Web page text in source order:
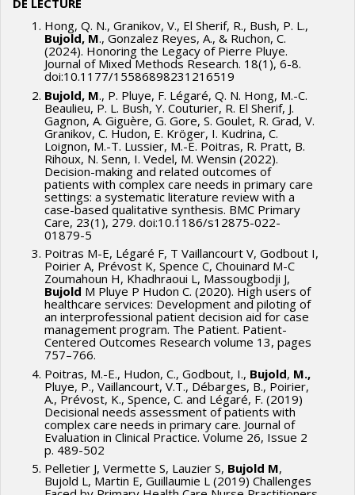
d’enfants), de Guise (INESSS), El Sherif (McGill U.), Granikov
(McGill U.), Jovaisas & Hutsul (CPhA), et al.
Financement: Subvention d’aide au démarrage à la
recherche, Université Laval.
Hong, Q. N., Granikov, V., El Sherif, R., Bush, P. L.,
Bujold, M., Gonzalez Reyes, A., & Ruchon, C.
(2024). Honoring the Legacy of Pierre Pluye.
Journal of Mixed Methods Research. 18(1), 6-8.
doi:10.1177/15586898231216519
Bujold, M., P. Pluye, F. Légaré, Q. N. Hong, M.-C.
Beaulieu, P. L. Bush, Y. Couturier, R. El Sherif, J.
Gagnon, A. Giguère, G. Gore, S. Goulet, R. Grad, V.
Granikov, C. Hudon, E. Kröger, I. Kudrina, C.
Loignon, M.-T. Lussier, M.-E. Poitras, R. Pratt, B.
Rihoux, N. Senn, I. Vedel, M. Wensin (2022).
Decision-making and related outcomes of
patients with complex care needs in primary care
settings: a systematic literature review with a
case-based qualitative synthesis. BMC Primary
Care, 23(1), 279. doi:10.1186/s12875-022-
01879-5
Poitras M-E, Légaré F, T Vaillancourt V, Godbout I,
Poirier A, Prévost K, Spence C, Chouinard M-C
Zoumahoun H, Khadhraoui L, Massougbodji J,
Bujold M Pluye P Hudon C. (2020). High users of
healthcare services: Development and piloting of
an interprofessional patient decision aid for case
management program. The Patient. Patient-
Centered Outcomes Research volume 13, pages
757–766.
Poitras, M.-E., Hudon, C., Godbout, I., Bujold, M.,
Pluye, P., Vaillancourt, V.T., Débarges, B., Poirier,
A., Prévost, K., Spence, C. and Légaré, F. (2019)
Decisional needs assessment of patients with
complex care needs in primary care. Journal of
Evaluation in Clinical Practice. Volume 26, Issue 2
p. 489-502
Pelletier J, Vermette S, Lauzier S, Bujold M,
Bujold L, Martin E, Guillaumie L (2019) Challenges